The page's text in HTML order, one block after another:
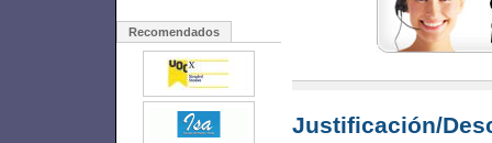
Recomendados
Justificación/